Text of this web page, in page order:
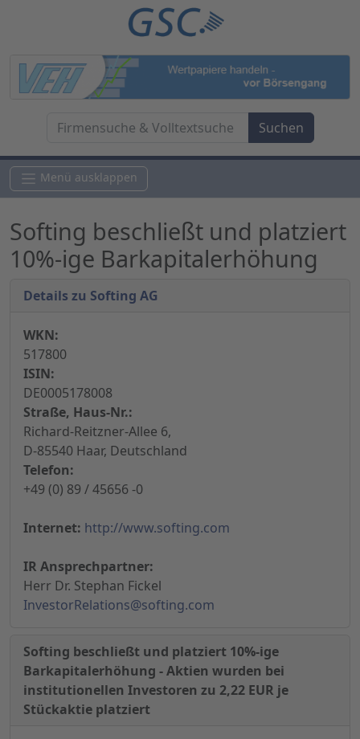
Menü ausklappen
Softing beschließt und platziert
10%-ige Barkapitalerhöhung
Details zu Softing AG
WKN:
517800
ISIN:
DE0005178008
Straße, Haus-Nr.:
Richard-Reitzner-Allee 6,
D-85540 Haar, Deutschland
Telefon:
+49 (0) 89 / 45656 -0
Internet: http://www.softing.com
IR Ansprechpartner:
Herr Dr. Stephan Fickel
InvestorRelations@softing.com
Softing beschließt und platziert 10%-ige
Barkapitalerhöhung - Aktien wurden bei
institutionellen Investoren zu 2,22 EUR je
Stückaktie platziert